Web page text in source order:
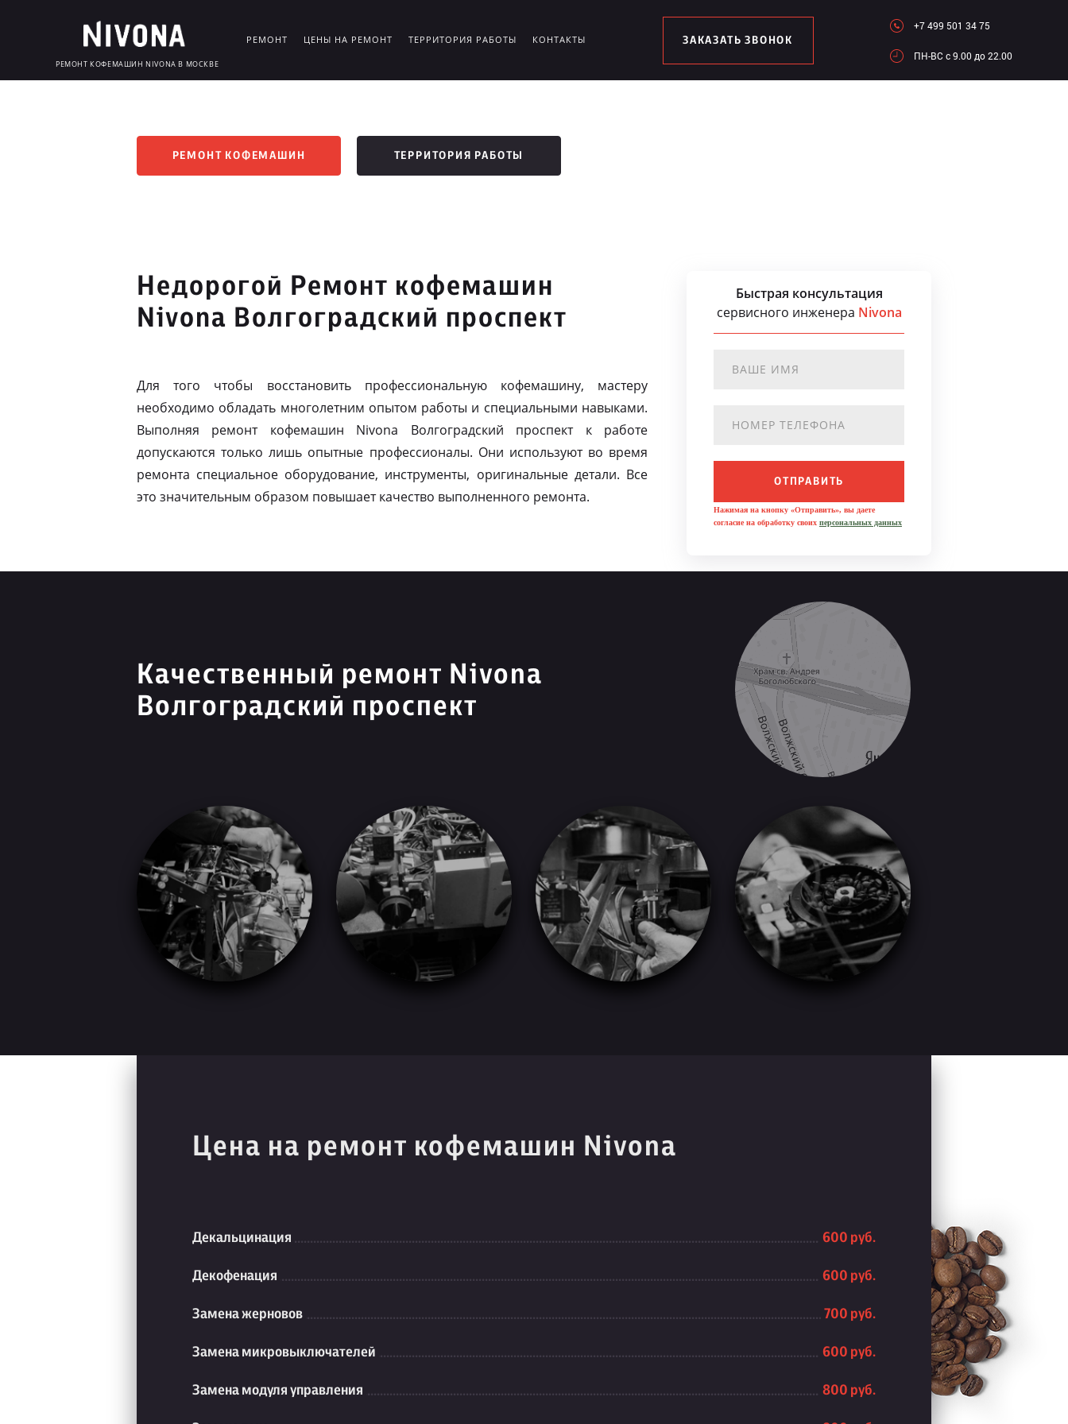
РЕМОНТ КОФЕМАШИН NIVONA В МОСКВЕ
РЕМОНТ ЦЕНЫ НА РЕМОНТ ТЕРРИТОРИЯ РАБОТЫ КОНТАКТЫ ЗАКАЗАТЬ ЗВОНОК
+7 499 501 34 75
ПН-ВC c 9.00 до 22.00
РЕМОНТ КОФЕМАШИН ТЕРРИТОРИЯ РАБОТЫ
Недорогой Ремонт кофемашин
Nivona Волгоградский проспект
Для того чтобы восстановить профессиональную кофемашину, мастеру
необходимо обладать многолетним опытом работы и специальными навыками.
Выполняя ремонт кофемашин Nivona Волгоградский проспект к работе
допускаются только лишь опытные профессионалы. Они используют во время
ремонта специальное оборудование, инструменты, оригинальные детали. Все
это значительным образом повышает качество выполненного ремонта.
Быстрая консультация
сервисного инженера Nivona
ОТПРАВИТЬ
Нажимая на кнопку «Отправить», вы даете
согласие на обработку своих персональных данных
Качественный ремонт Nivona
Волгоградский проспект
Цена на ремонт кофемашин Nivona
Декальцинация 600 руб.
Декофенация 600 руб.
Замена жерновов 700 руб.
Замена микровыключателей 600 руб.
Замена модуля управления 800 руб.